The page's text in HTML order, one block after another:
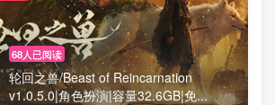
68人已阅读
轮回之兽/Beast of Reincarnation
v1.0.5.0|角色扮演|容量32.6GB|免...